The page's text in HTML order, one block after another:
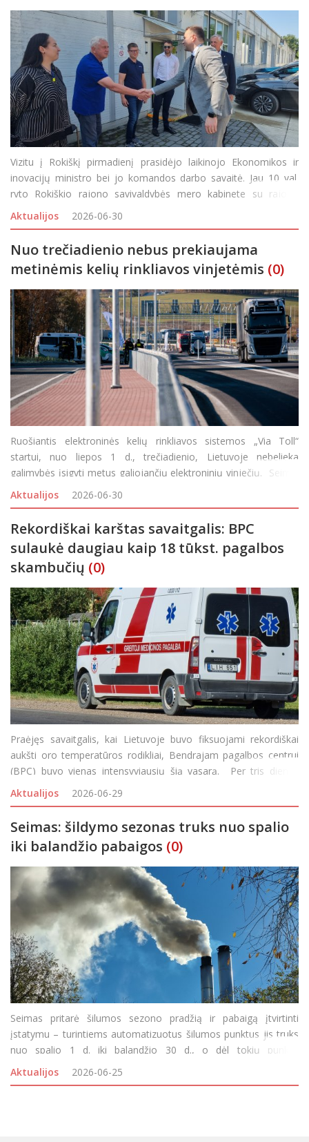
Vizitu į Rokiškį pirmadienį prasidėjo laikinojo Ekonomikos ir
inovacijų ministro bei jo komandos darbo savaitė. Jau 10 val.
ryto Rokiškio rajono savivaldybės mero kabinete su rajono
vadovais susitikusi delegacija mieste praleido visą dieną –
įtemptoje darbotvarkėje buvo numatytas
Aktualijos 2026-06-30
Nuo trečiadienio nebus prekiaujama
metinėmis kelių rinkliavos vinjetėmis (0)
Ruošiantis elektroninės kelių rinkliavos sistemos „Via Toll“
startui, nuo liepos 1 d., trečiadienio, Lietuvoje nebelieka
galimybės įsigyti metus galiojančių elektroninių vinječių. Seimui
patvirtinus įstatymų pakeitimus, iki 2026 m. pabaigos sumokėti
kelių naudotojo mokestį
Aktualijos 2026-06-30
Rekordiškai karštas savaitgalis: BPC
sulaukė daugiau kaip 18 tūkst. pagalbos
skambučių (0)
Praėjęs savaitgalis, kai Lietuvoje buvo fiksuojami rekordiškai
aukšti oro temperatūros rodikliai, Bendrajam pagalbos centrui
(BPC) buvo vienas intensyviausių šią vasarą. Per tris dienas
skubiosios pagalbos tarnybų ryšio numeriu 112 sulaukta 18 241
skambučio. Nors t
Aktualijos 2026-06-29
Seimas: šildymo sezonas truks nuo spalio
iki balandžio pabaigos (0)
Seimas pritarė šilumos sezono pradžią ir pabaigą įtvirtinti
įstatymu – turintiems automatizuotus šilumos punktus jis truks
nuo spalio 1 d. iki balandžio 30 d., o dėl tokių punktų
neįsirengusių pastatų šildymo sprendimą kaip ir anksčiau galės
priims savivaldybės. Seimas pr
Aktualijos 2026-06-25